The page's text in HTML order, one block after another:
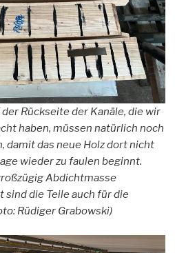
Rückseite der Kanäle, die wir
haben, müssen natürlich noch
damit das neue Holz dort nicht
wieder zu faulen beginnt.
Abdichtmasse
sind die Teile auch für die
Rüdiger Grabowski)